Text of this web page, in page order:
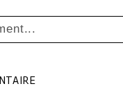
sont requis *